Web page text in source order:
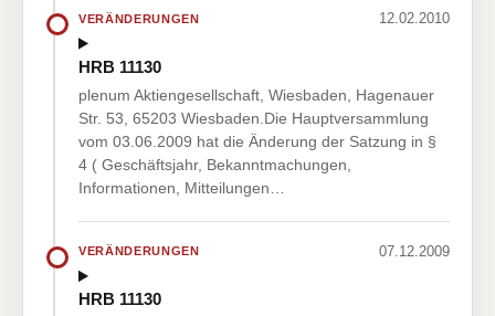
VERÄNDERUNGEN 12.02.2010
HRB 11130
plenum Aktiengesellschaft, Wiesbaden, Hagenauer
Str. 53, 65203 Wiesbaden.Die Hauptversammlung
vom 03.06.2009 hat die Änderung der Satzung in §
4 ( Geschäftsjahr, Bekanntmachungen,
Informationen, Mitteilungen…
VERÄNDERUNGEN 07.12.2009
HRB 11130